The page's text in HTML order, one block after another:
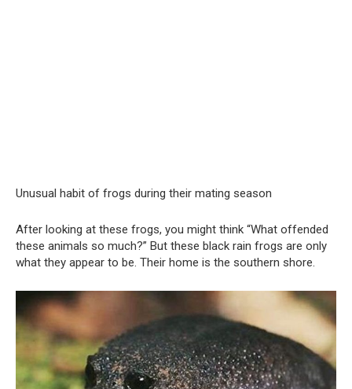
Unusual habit of frogs during their mating season
After looking at these frogs, you might think “What offended
these animals so much?” But these black rain frogs are only
what they appear to be. Their home is the southern shore.